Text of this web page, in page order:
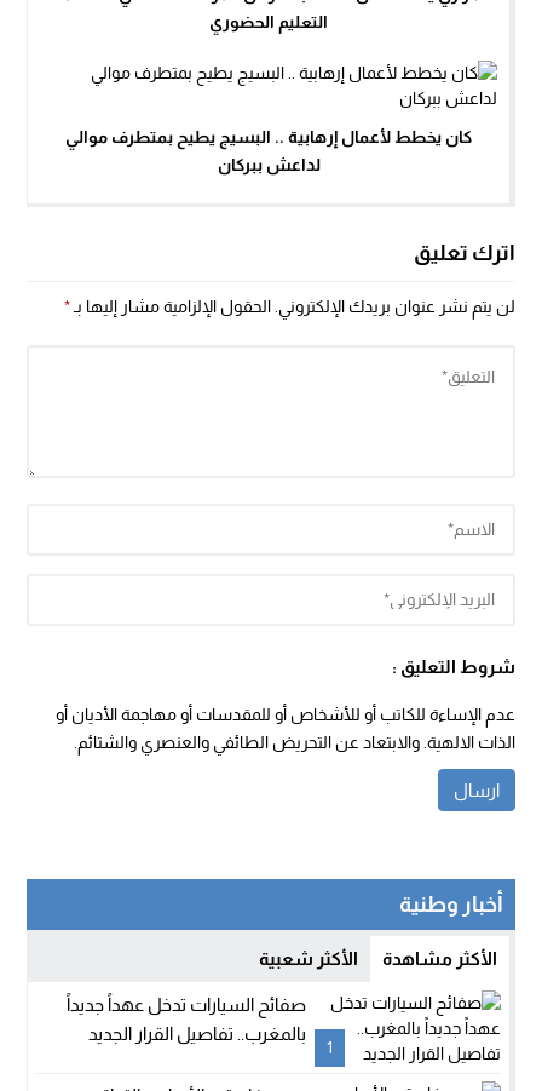
التعليم الحضوري
كان يخطط لأعمال إرهابية .. البسيج يطيح بمتطرف موالي
لداعش ببركان
اترك تعليق
لن يتم نشر عنوان بريدك الإلكتروني. الحقول الإلزامية مشار إليها بـ*
شروط التعليق :
عدم الإساءة للكاتب أو للأشخاص أو للمقدسات أو مهاجمة الأديان أو
الذات الالهية. والابتعاد عن التحريض الطائفي والعنصري والشتائم.
أخبار وطنية
الأكثر مشاهدة الأكثر شعبية
1
صفائح السيارات تدخل عهداً جديداً
بالمغرب.. تفاصيل القرار الجديد